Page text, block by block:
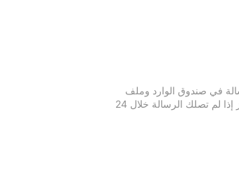
في صندوق الوارد وملف
الرسائل غير المرغوبة في بريدك الإلكتروني. يرجى التواصل مع مكان الإقامة للتأكد من إلغاء الحجز إذا لم تصلك الرسالة خلال 24